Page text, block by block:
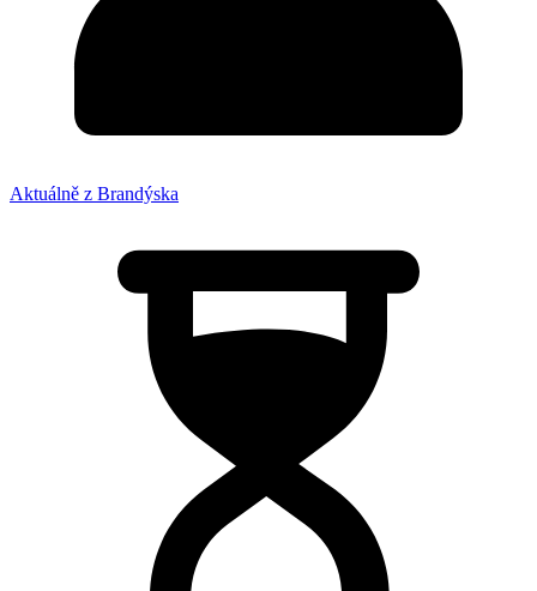
Aktuálně z Brandýska